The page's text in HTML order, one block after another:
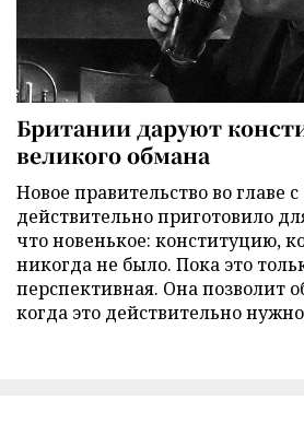
Британии даруют
великого обмана
Новое правительство во главе
действительно приготовило
что новенькое: конституцию,
никогда не было. Пока это
перспективная. Она позволит
когда это действительно